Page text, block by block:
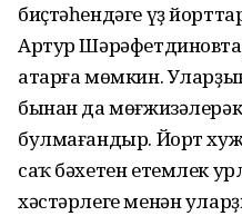
биҫтәһендәге үҙ
Артур
атарға мөмкин.
бынан да
булмағандыр. Йорт
саҡ бәхе­тен етемлек
хәстәрлеге менән